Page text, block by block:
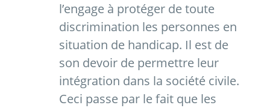
l’engage à protéger de toute
discrimination les personnes en
situation de handicap. Il est de
son devoir de permettre leur
intégration dans la société civile.
Ceci passe par le fait que les